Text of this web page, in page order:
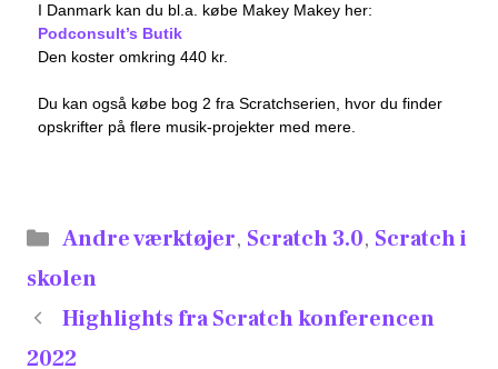
I Danmark kan du bl.a. købe Makey Makey her:
Podconsult’s Butik
Den koster omkring 440 kr.
Du kan også købe bog 2 fra Scratchserien, hvor du finder
opskrifter på flere musik-projekter med mere.
Andre værktøjer, Scratch 3.0, Scratch i
skolen
Highlights fra Scratch konferencen
2022